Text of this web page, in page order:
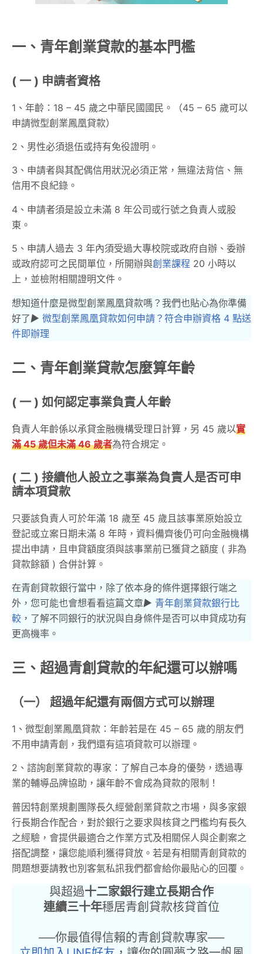
一、青年創業貸款的基本門檻
( 一 ) 申請者資格
1、年齡：18 – 45 歲之中華民國國民。（45 – 65 歲可以
申請微型創業鳳凰貸款）
2、男性必須退伍或持有免役證明。
3、申請者與其配偶信用狀況必須正常，無違法背信、無
信用不良紀錄。
4、申請者須是設立未滿 8 年公司或行號之負責人或股
東。
5、申請人過去 3 年內須受過大專校院或政府自辦、委辦
或政府認可之民間單位，所開辦與創業課程 20 小時以
上，並檢附相關證明文件。
想知道什麼是微型創業鳳凰貸款嗎？我們也貼心為你準備
好了▶︎ 微型創業鳳凰貸款如何申請？符合申辦資格 4 點送
件即辦理
二、青年創業貸款怎麼算年齡
( 一 ) 如何認定事業負責人年齡
負責人年齡係以承貸金融機構受理日計算，另 45 歲以實
滿 45 歲但未滿 46 歲者為符合規定。
( 二 ) 接續他人設立之事業為負責人是否可申
請本項貸款
只要該負責人可於年滿 18 歲至 45 歲且該事業原始設立
登記或立案日期未滿 8 年時，資料備齊後仍可向金融機構
提出申請，且申貸額度須與該事業前已獲貸之額度 ( 非為
貸款餘額 ) 合併計算。
在青創貸款銀行當中，除了依本身的條件選擇銀行端之
外，您可能也會想看看這篇文章▶︎ 青年創業貸款銀行比
較 ，了解不同銀行的狀況與自身條件是否可以申貸成功有
更高機率。
三、超過青創貸款的年紀還可以辦嗎
（一） 超過年紀還有兩個方式可以辦理
1、微型創業鳳凰貸款：年齡若是在 45 – 65 歲的朋友們
不用申請青創，我們還有這項貸款可以辦理。
2、諮詢創業貸款的專家：了解自己本身的優勢，透過專
業的輔導品牌協助，讓年齡不會成為貸款的限制！
普因特創業規劃團隊長久經營創業貸款之市場，與多家銀
行長期合作配合，對於銀行之要求與核貸之門檻均有長久
之經驗，會提供最適合之作業方式及相關保人與企劃案之
搭配調整，讓您能順利獲得貸放。若是有相關青創貸款的
問題想要請教也別客氣私訊我們都會給你最貼心的回覆。
與超過十二家銀行建立長期合作
連續三十年穩居青創貸款核貸首位
──你最值得信賴的青創貸款專家──